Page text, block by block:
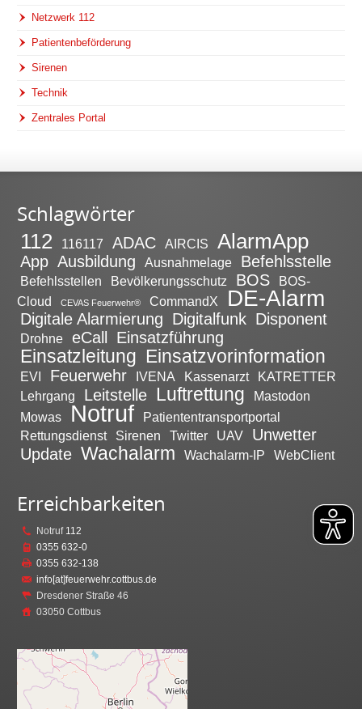
Netzwerk 112
Patientenbeförderung
Sirenen
Technik
Zentrales Portal
Schlagwörter
112 116117 ADAC AIRCIS AlarmApp
App Ausbildung Ausnahmelage Befehlsstelle
Befehlsstellen Bevölkerungsschutz BOS
BOS-
Cloud
CEVAS Feuerwehr® CommandX DE-Alarm
Digitale Alarmierung Digitalfunk Disponent
Drohne eCall Einsatzführung
Einsatzleitung Einsatzvorinformation
EVI Feuerwehr IVENA Kassenarzt
KATRETTER
Lehrgang
Leitstelle Luftrettung
Mastodon
Mowas
Notruf
Patiententransportportal
Rettungsdienst
Sirenen Twitter UAV
Unwetter
Update Wachalarm Wachalarm-IP WebClient
Erreichbarkeiten
Notruf 112
0355 632-0
0355 632-138
info[at]feuerwehr.cottbus.de
Dresdener Straße 46
03050 Cottbus